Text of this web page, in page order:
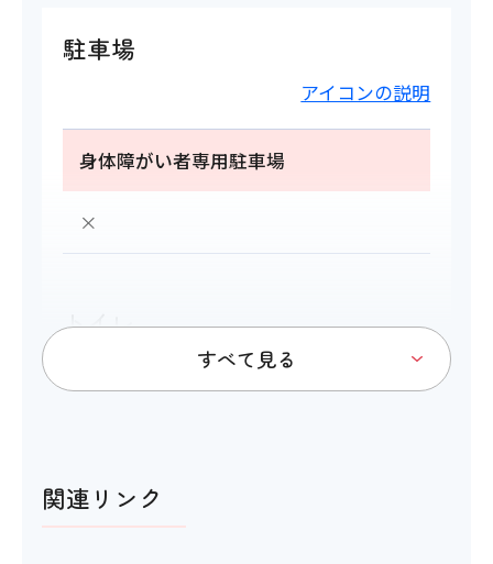
駐車場
アイコンの説明
身体障がい者専用駐車場
×
トイレ
アイコンの説明
×
関連リンク